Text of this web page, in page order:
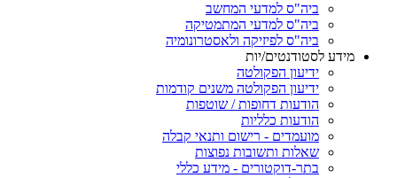
ביה"ס למדעי המחשב
ביה"ס למדעי המתמטיקה
ביה"ס לפיזיקה ולאסטרונומיה
מידע לסטודנטים/יות
ידיעון הפקולטה
ידיעון הפקולטה משנים קודמות
הודעות דחופות / שוטפות
הודעות כלליות
מועמדים - רישום ותנאי קבלה
שאלות ותשובות נפוצות
בתר-דוקטורים - מידע כללי